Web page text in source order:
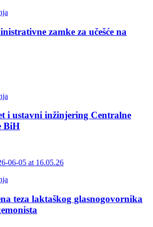
zamke za učešće na
i ustavni inžinjering Centralne
BiH
teza laktaškog glasnogovornika